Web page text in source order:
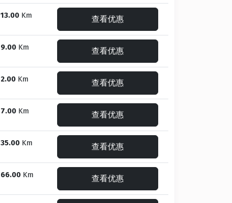
13.00Km 查看优惠
9.00Km 查看优惠
2.00Km 查看优惠
7.00Km 查看优惠
35.00Km 查看优惠
66.00Km 查看优惠